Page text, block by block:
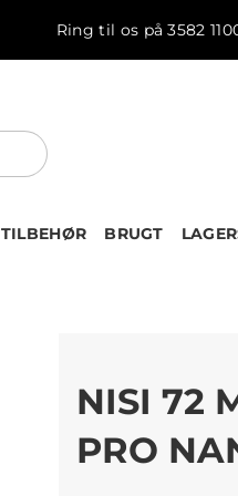
Ring til os på 3582
TILBEHØR BRUGT
NISI 72
PRO